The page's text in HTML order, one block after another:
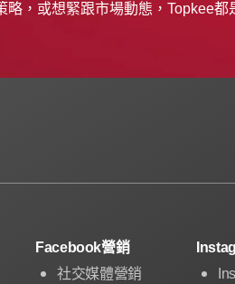
略，或想緊跟市場動態，Topkee
Facebook營銷
社交媒體營銷